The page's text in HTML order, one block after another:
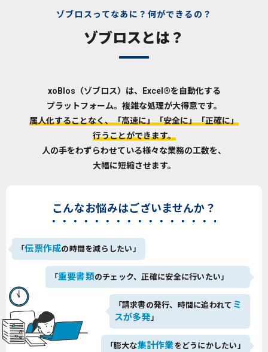
ゾブロスってなあに？何ができるの？
ゾブロスとは？
xoBlos（ゾブロス）は、Excel®を自動化する
プラットフォーム。複雑な処理が大得意です。
属人化することなく、「高速に」「安全に」「正確に」
行うことができます。
人の手をわずらわせている様々な業務の工数を、
大幅に短縮させます。
こんなお悩みはございませんか？
「伝票作成の時間を減らしたい」
「重要書類のチェック、正確に安全に行いたい」
「請求書の発行、時間に追われて ミ
スが多発」
「膨大な集計作業をどうにかしたい」